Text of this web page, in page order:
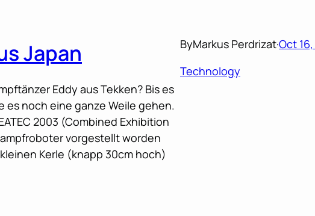
Japan
Eddy aus Tekken? Bis es
noch eine ganze Weile gehen.
2003 (Combined Exhibition
vorgestellt worden
Kerle (knapp 30cm hoch)
ByMarkus Perdrizat·Oct
Technology